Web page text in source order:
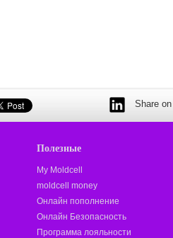
Share
Полезные
My Moldcell
moldcell money
Онлайн пополнение
Онлайн Безопасность
Программа лояльности